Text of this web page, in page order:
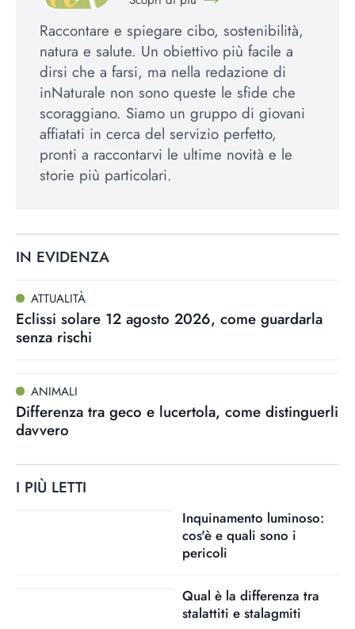
Raccontare e spiegare cibo, sostenibilità,
natura e salute. Un obiettivo più facile a
dirsi che a farsi, ma nella redazione di
inNaturale non sono queste le sfide che
scoraggiano. Siamo un gruppo di giovani
affiatati in cerca del servizio perfetto,
pronti a raccontarvi le ultime novità e le
storie più particolari.
IN EVIDENZA
ATTUALITÀ
Eclissi solare 12 agosto 2026, come guardarla
senza rischi
ANIMALI
Differenza tra geco e lucertola, come distinguerli
davvero
I PIÙ LETTI
Inquinamento luminoso:
cos'è e quali sono i
pericoli
Qual è la differenza tra
stalattiti e stalagmiti